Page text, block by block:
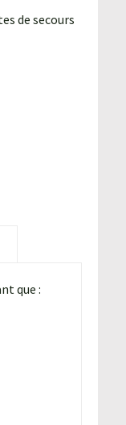
de secours
que :